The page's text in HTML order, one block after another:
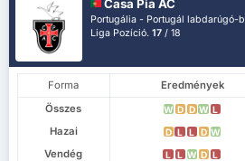
Casa Pia AC
Portugália - Portugál labdarúgó-
Liga Pozíció.17 / 18
Forma Eredmények
Összes
W D D W L
Hazai D L L D W
Vendég L L W D L